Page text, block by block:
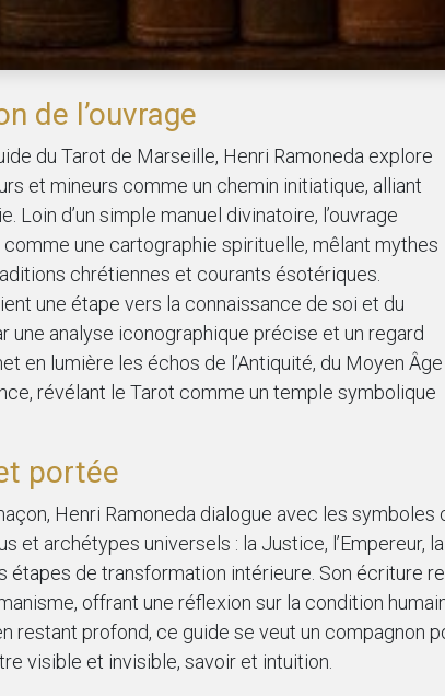
de l’ouvrage
du Tarot de Marseille, Henri Ramoneda explore
et mineurs comme un chemin initiatique, alliant
Loin d’un simple manuel divinatoire, l’ouvrage
une cartographie spirituelle, mêlant mythes
chrétiennes et courants ésotériques.
une étape vers la connaissance de soi et du
une analyse iconographique précise et un regard
en lumière les échos de l’Antiquité, du Moyen Âge
révélant le Tarot comme un temple symbolique
portée
Henri Ramoneda dialogue avec les symboles
et archétypes universels : la Justice, l’Empereur,
étapes de transformation intérieure. Son écriture
offrant une réflexion sur la condition
restant profond, ce guide se veut un compagnon
visible et invisible, savoir et intuition.